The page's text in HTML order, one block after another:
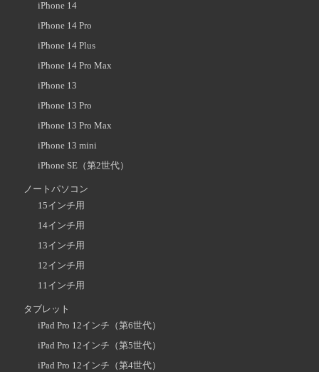
iPhone 14
iPhone 14 Pro
iPhone 14 Plus
iPhone 14 Pro Max
iPhone 13
iPhone 13 Pro
iPhone 13 Pro Max
iPhone 13 mini
iPhone SE（第2世代）
ノートパソコン
15インチ用
14インチ用
13インチ用
12インチ用
11インチ用
タブレット
iPad Pro 12インチ（第6世代）
iPad Pro 12インチ（第5世代）
iPad Pro 12インチ（第4世代）